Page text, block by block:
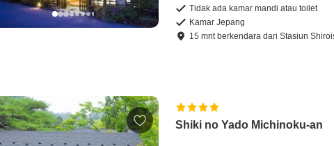
Tidak ada kamar mandi atau toilet
Kamar Jepang
15 mnt berkendara dariStasiun
Shiki no Yado Michinoku-an